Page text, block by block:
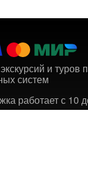
и
систем
работает с 10